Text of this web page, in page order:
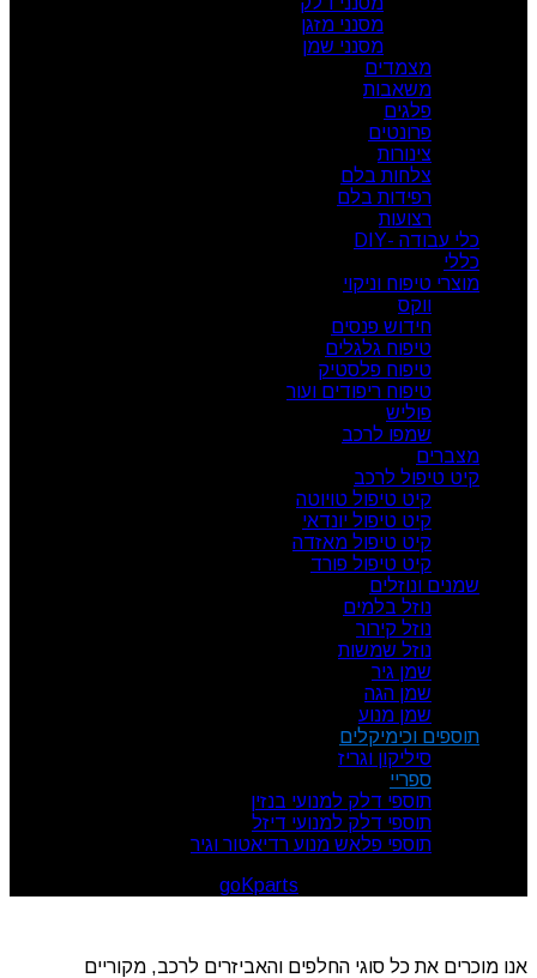
מסנני מזגן
מסנני שמן
מצמדים
משאבות
פלגים
פרונטים
צינורות
צלחות בלם
רפידות בלם
רצועות
כלי עבודה -DIY
כללי
מוצרי טיפוח וניקוי
ווקס
חידוש פנסים
טיפוח גלגלים
טיפוח פלסטיק
טיפוח ריפודים ועור
פוליש
שמפו לרכב
מצברים
קיט טיפול לרכב
קיט טיפול טויוטה
קיט טיפול יונדאי
קיט טיפול מאזדה
קיט טיפול פורד
שמנים ונוזלים
נוזל בלמים
נוזל קירור
נוזל שמשות
שמן גיר
שמן הגה
שמן מנוע
תוספים וכימיקלים
סיליקון וגריז
ספריי
תוספי דלק למנועי בנזין
תוספי דלק למנועי דיזל
תוספי פלאש מנוע רדיאטור וגיר
goKparts
אנו מוכרים את כל סוגי החלפים והאביזרים לרכב, מקוריים